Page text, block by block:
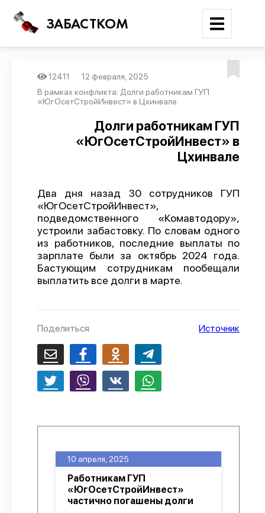
ЗАБАСТКОМ
Войти
Поиск
Новости
Отчеты
Предложить публикацию
Справочник
API
О проекте
12411
12 февраля, 2025
В рамках конфликта: Долги работникам ГУП
«ЮгОсетСтройИнвест» в Цхинвале
Долги работникам ГУП
«ЮгОсетСтройИнвест» в
Цхинвале
Два дня назад 30 сотрудников ГУП
«ЮгОсетСтройИнвест»,
подведомственного «Комавтодору»,
устроили забастовку. По словам одного
из работников, последние выплаты по
зарплате были за октябрь 2024 года.
Бастующим сотрудникам пообещали
выплатить все долги в марте.
Поделиться Источник
10 апреля, 2025
Работникам ГУП
«ЮгОсетСтройИнвест»
частично погашены долги